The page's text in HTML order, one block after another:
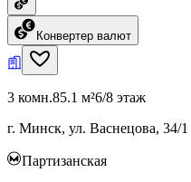
Конвертер валют
3 комн.85.1 м²6/8 этаж
г. Минск, ул. Васнецова, 34/1
Партизанская